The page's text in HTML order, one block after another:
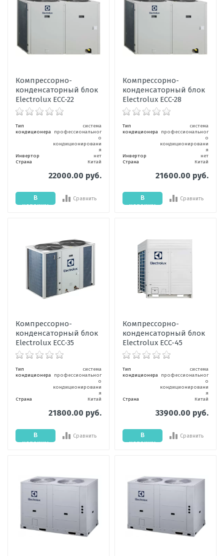
Компрессорно-
конденсаторный блок
Electrolux ECC-22
Тип
кондиционера
система
профессиональног
о
кондиционировани
я
Инвертор
нет
Страна
Китай
22000.00 руб.
В
корзину
Сравнить
Компрессорно-
конденсаторный блок
Electrolux ECC-28
Тип
кондиционера
система
профессиональног
о
кондиционировани
я
Инвертор
нет
Страна
Китай
21600.00 руб.
В
корзину
Сравнить
Компрессорно-
конденсаторный блок
Electrolux ECC-35
Тип
кондиционера
система
профессиональног
о
кондиционировани
я
Страна
Китай
21800.00 руб.
В
корзину
Сравнить
Компрессорно-
конденсаторный блок
Electrolux ECC-45
Тип
кондиционера
система
профессиональног
о
кондиционировани
я
Страна
Китай
33900.00 руб.
В
корзину
Сравнить